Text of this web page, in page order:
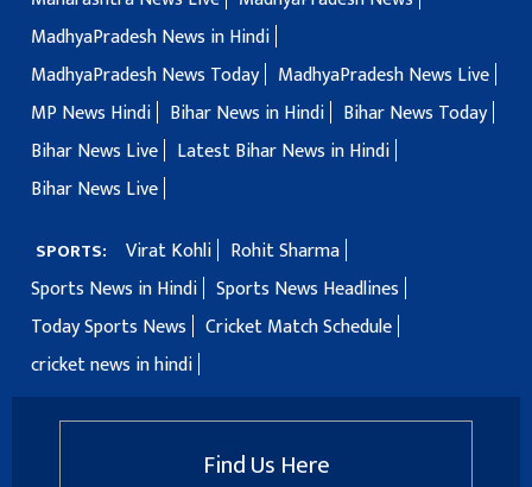
MadhyaPradesh News in Hindi
MadhyaPradesh News Today
MadhyaPradesh News Live
MP News Hindi
Bihar News in Hindi
Bihar News Today
Bihar News Live
Latest Bihar News in Hindi
Bihar News Live
SPORTS: Virat Kohli
Rohit Sharma
Sports News in Hindi Sports News Headlines
Today Sports News
Cricket Match Schedule
cricket news in hindi
Find Us Here